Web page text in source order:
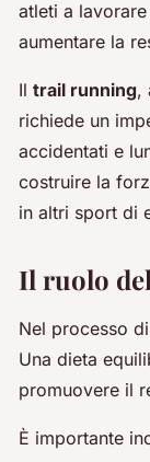
atleti a
aumentare la
Il trail running,
richiede un
accidentati e
costruire la
in altri sport di
Il ruolo
Nel processo
Una dieta
promuovere il
È importante